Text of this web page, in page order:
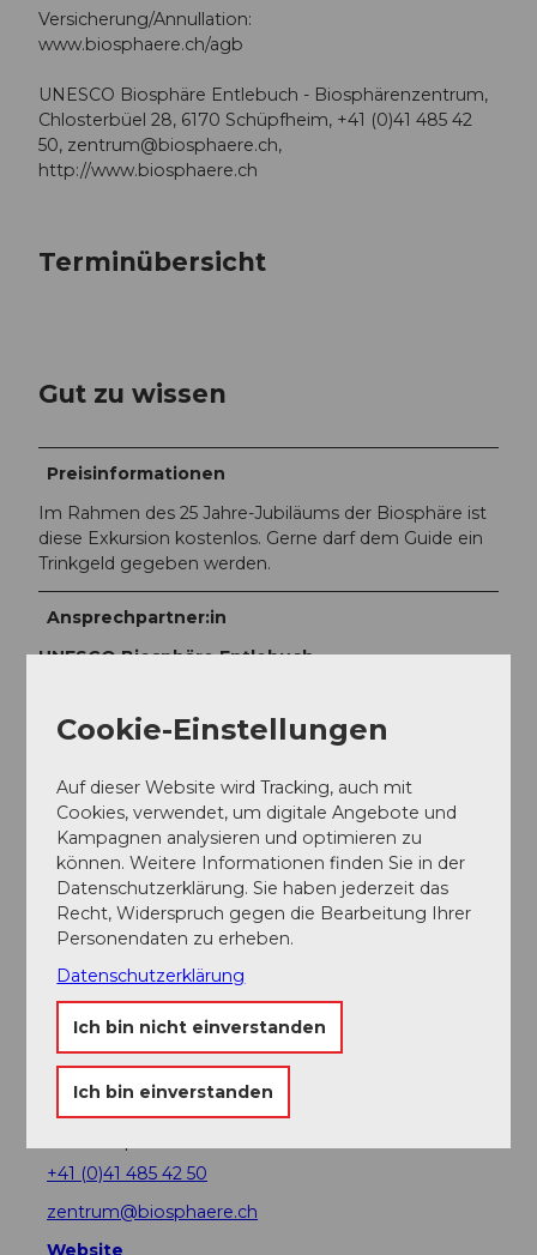
Versicherung/Annullation:
www.biosphaere.ch/agb
UNESCO Biosphäre Entlebuch - Biosphärenzentrum,
Chlosterbüel 28, 6170 Schüpfheim, +41 (0)41 485 42
50, zentrum@biosphaere.ch,
http://www.biosphaere.ch
Terminübersicht
Gut zu wissen
Preisinformationen
Im Rahmen des 25 Jahre-Jubiläums der Biosphäre ist
diese Exkursion kostenlos. Gerne darf dem Guide ein
Trinkgeld gegeben werden.
Ansprechpartner:in
UNESCO Biosphäre Entlebuch -
In der Nähe Auf der Karte anschauen
Veranstaltung
Veranstaltungsort
UNESCO Biosphäre Entlebuch -
Biosphärenzentrum
Chlosterbüel 28
+41 (0)41 485 42 50
zentrum@biosphaere.ch
Website
Cookie-Einstellungen
Auf dieser Website wird Tracking, auch mit
Cookies, verwendet, um digitale Angebote und
Kampagnen analysieren und optimieren zu
können. Weitere Informationen finden Sie in der
Datenschutzerklärung. Sie haben jederzeit das
Recht, Widerspruch gegen die Bearbeitung Ihrer
Personendaten zu erheben.
Datenschutzerklärung
Ich bin nicht einverstanden
Ich bin einverstanden